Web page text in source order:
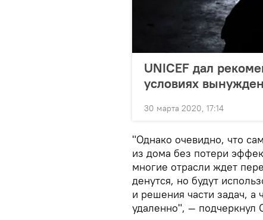
UNICEF дал
условиях
30 марта 2020, 17:14
"Однако очевидно, что
из дома без потери
многие отрасли ждет
денутся, но будут
и решения части задач, а
удаленно", — подчеркнул